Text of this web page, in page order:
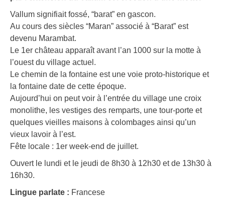
Vallum signifiait fossé, “barat” en gascon.
Au cours des siècles “Maran” associé à “Barat” est
devenu Marambat.
Le 1er château apparaît avant l’an 1000 sur la motte à
l’ouest du village actuel.
Le chemin de la fontaine est une voie proto-historique et
la fontaine date de cette époque.
Aujourd’hui on peut voir à l’entrée du village une croix
monolithe, les vestiges des remparts, une tour-porte et
quelques vieilles maisons à colombages ainsi qu’un
vieux lavoir à l’est.
Fête locale : 1er week-end de juillet.
Ouvert le lundi et le jeudi de 8h30 à 12h30 et de 13h30 à
16h30.
Lingue parlate : Francese